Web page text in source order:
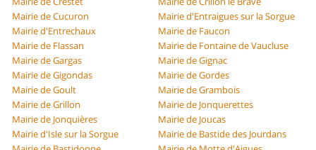
Mairie de Cucuron
Mairie d'Entraigues sur la Sorgue
Mairie d'Entrechaux
Mairie de Faucon
Mairie de Flassan
Mairie de Fontaine de Vaucluse
Mairie de Gargas
Mairie de Gignac
Mairie de Gigondas
Mairie de Gordes
Mairie de Goult
Mairie de Grambois
Mairie de Grillon
Mairie de Jonquerettes
Mairie de Jonquières
Mairie de Joucas
Mairie d'Isle sur la Sorgue
Mairie de Bastide des Jourdans